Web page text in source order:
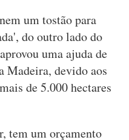
um tostão para
do outro lado do
uma ajuda de
Madeira, devido aos
de 5.000 hectares
tem um orçamento